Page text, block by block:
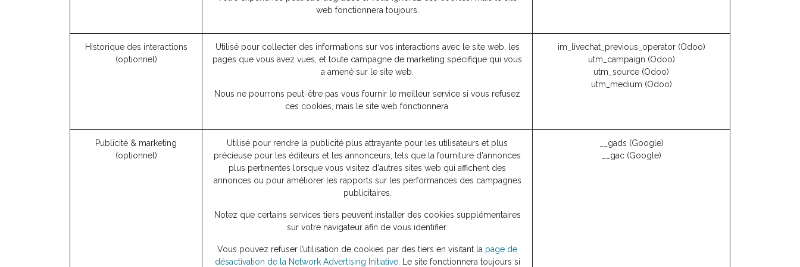
web fonctionnera toujours.
Historique des interactions
(optionnel)
Utilisé pour collecter des informations sur vos interactions avec le site web, les
pages que vous avez vues, et toute campagne de marketing spécifique qui vous
a amené sur le site web.
Nous ne pourrons peut-être pas vous fournir le meilleur service si vous refusez
ces cookies, mais le site web fonctionnera.
im_livechat_previous_operator (Odoo)
utm_campaign (Odoo)
utm_source (Odoo)
utm_medium (Odoo)
Publicité & marketing
(optionnel)
Utilisé pour rendre la publicité plus attrayante pour les utilisateurs et plus
précieuse pour les éditeurs et les annonceurs, tels que la fourniture d'annonces
plus pertinentes lorsque vous visitez d'autres sites web qui affichent des
annonces ou pour améliorer les rapports sur les performances des campagnes
publicitaires.
Notez que certains services tiers peuvent installer des cookies supplémentaires
sur votre navigateur afin de vous identifier.
Vous pouvez refuser l’utilisation de cookies par des tiers en visitant la page de
désactivation de la Network Advertising Initiative. Le site fonctionnera toujours si
__gads (Google)
__gac (Google)